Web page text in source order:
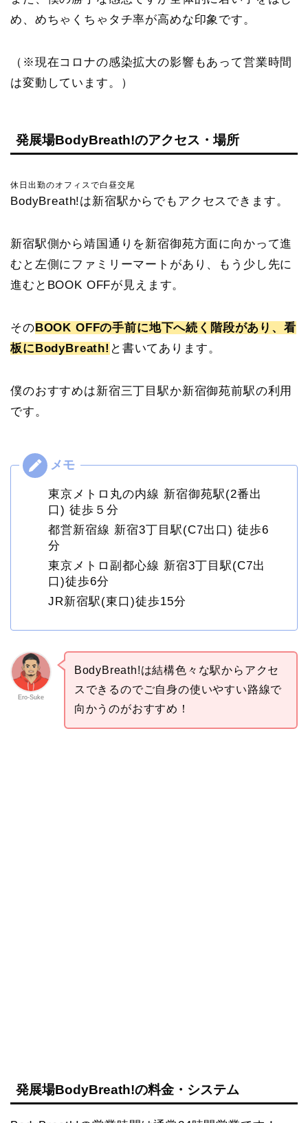
め、めちゃくちゃタチ率が高めな印象です。
（※現在コロナの感染拡大の影響もあって営業時間
は変動しています。）
発展場BodyBreath!のアクセス・場所
休日出勤のオフィスで白昼交尾
BodyBreath!は新宿駅からでもアクセスできます。
新宿駅側から靖国通りを新宿御苑方面に向かって進
むと左側にファミリーマートがあり、もう少し先に
進むとBOOK OFFが見えます。
そのBOOK OFFの手前に地下へ続く階段があり、看
板にBodyBreath! と書いてあります。
僕のおすすめは新宿三丁目駅か新宿御苑前駅の利用
です。
東京メトロ丸の内線 新宿御苑駅(2番出
口) 徒歩５分
都営新宿線 新宿3丁目駅(C7出口) 徒歩6
分
東京メトロ副都心線 新宿3丁目駅(C7出
口)徒歩6分
JR新宿駅(東口)徒歩15分
Ero-Suke
BodyBreath!は結構色々な駅からアクセ
スできるのでご自身の使いやすい路線で
向かうのがおすすめ！
発展場BodyBreath!の料金・システム